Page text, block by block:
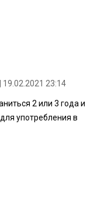
| 19.02.2021 23:14
2 или 3 года и
употребления в